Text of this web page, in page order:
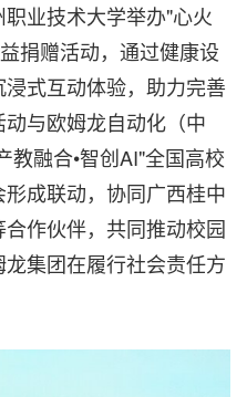
业技术大学举办"心火
捐赠活动，通过健康设
式互动体验，助力完善
与欧姆龙自动化（中
教融合•智创AI"全国高校
成联动，协同广西桂中
作伙伴，共同推动校园
集团在履行社会责任方